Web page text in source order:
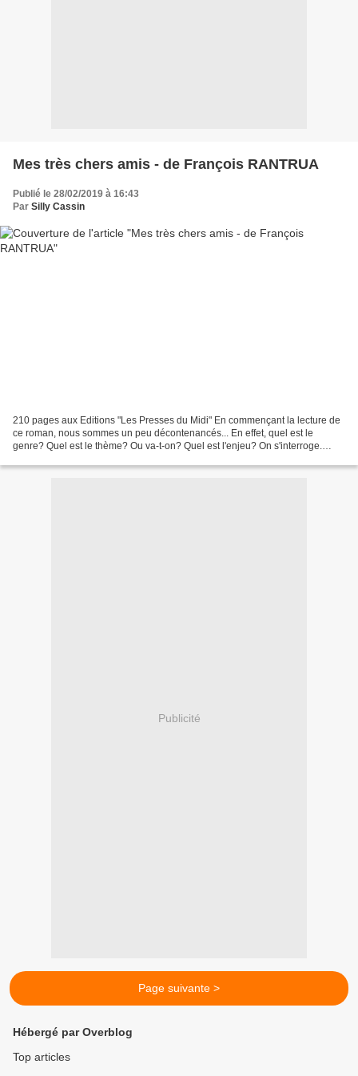
Mes très chers amis - de François RANTRUA
Publié le 28/02/2019 à 16:43
Par Silly Cassin
210 pages aux Editions "Les Presses du Midi" En commençant la lecture de
ce roman, nous sommes un peu décontenancés... En effet, quel est le
genre? Quel est le thème? Ou va-t-on? Quel est l'enjeu? On s'interroge.
Publicité
Page suivante >
Hébergé par Overblog
Top articles